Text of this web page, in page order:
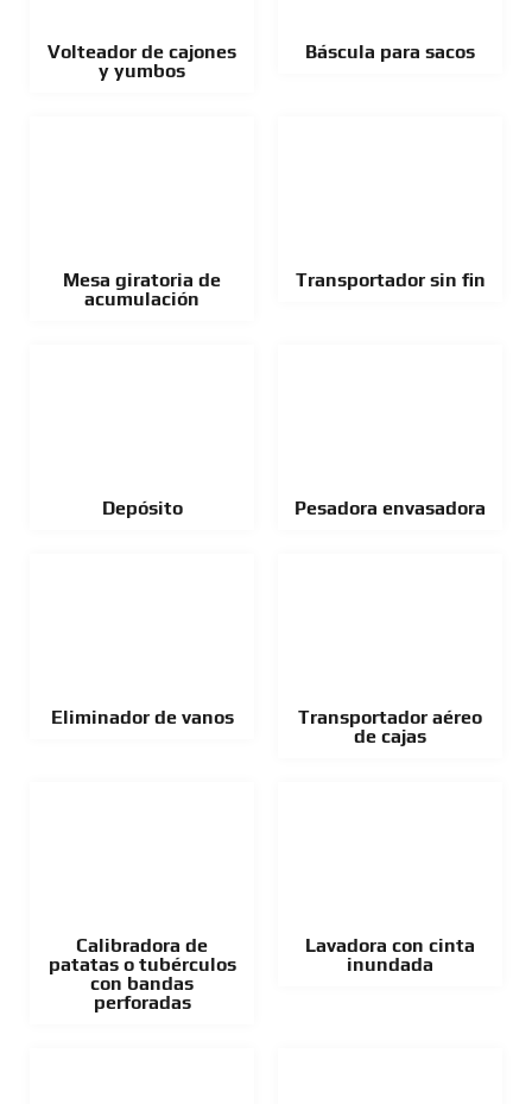
Volteador de cajones
y yumbos
Báscula para sacos
Mesa giratoria de
acumulación
Transportador sin fin
Depósito Pesadora envasadora
Eliminador de vanos
Transportador aéreo
de cajas
Calibradora de
patatas o tubérculos
con bandas
perforadas
Lavadora con cinta
inundada